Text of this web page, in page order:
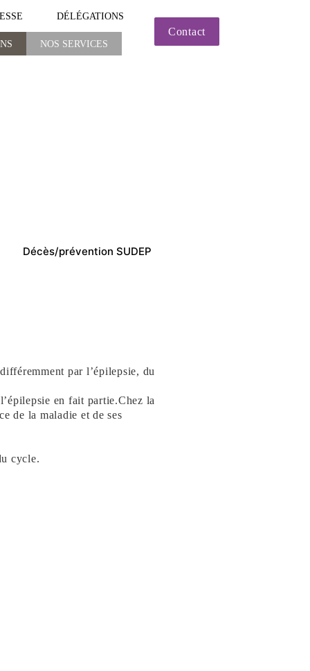
DÉLÉGATIONS
NOS SERVICES
Contact
NOS SERVICES
Décès/prévention SUDEP
par l’épilepsie, du
en fait partie.Chez la
de la maladie et de ses
cycle.